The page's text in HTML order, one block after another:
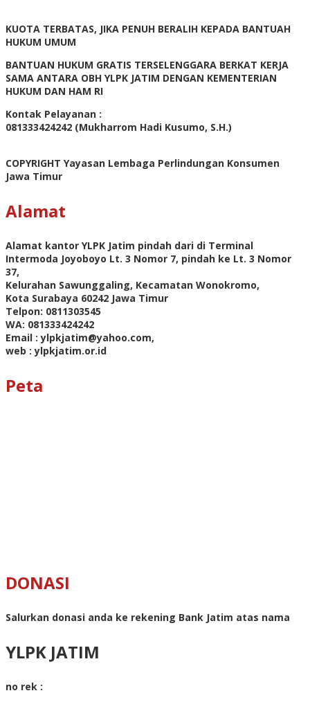
KUOTA TERBATAS, JIKA PENUH BERALIH KEPADA BANTUAH
HUKUM UMUM
BANTUAN HUKUM GRATIS TERSELENGGARA BERKAT KERJA
SAMA ANTARA OBH YLPK JATIM DENGAN KEMENTERIAN
HUKUM DAN HAM RI
Kontak Pelayanan :
081333424242 (Mukharrom Hadi Kusumo, S.H.)
COPYRIGHT Yayasan Lembaga Perlindungan Konsumen
Jawa Timur
Alamat
Alamat kantor YLPK Jatim pindah dari di Terminal
Intermoda Joyoboyo Lt. 3 Nomor 7, pindah ke Lt. 3 Nomor
37,
Kelurahan Sawunggaling, Kecamatan Wonokromo,
Kota Surabaya 60242 Jawa Timur
Telpon: 0811303545
WA: 081333424242
Email : ylpkjatim@yahoo.com,
web : ylpkjatim.or.id
Peta
DONASI
Salurkan donasi anda ke rekening Bank Jatim atas nama
YLPK JATIM
no rek :